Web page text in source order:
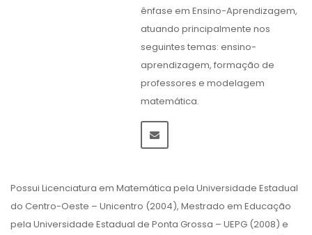
ênfase em Ensino-Aprendizagem,
atuando principalmente nos
seguintes temas: ensino-
aprendizagem, formação de
professores e modelagem
matemática.
Possui Licenciatura em Matemática pela Universidade Estadual
do Centro-Oeste – Unicentro (2004), Mestrado em Educação
pela Universidade Estadual de Ponta Grossa – UEPG (2008) e